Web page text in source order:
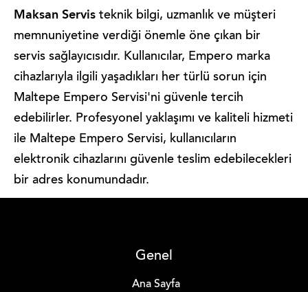
Maksan Servis teknik bilgi, uzmanlık ve müşteri
memnuniyetine verdiği önemle öne çıkan bir
servis sağlayıcısıdır. Kullanıcılar, Empero marka
cihazlarıyla ilgili yaşadıkları her türlü sorun için
Maltepe Empero Servisi'ni güvenle tercih
edebilirler. Profesyonel yaklaşımı ve kaliteli hizmeti
ile Maltepe Empero Servisi, kullanıcıların
elektronik cihazlarını güvenle teslim edebilecekleri
bir adres konumundadır.
Genel
Ana Sayfa